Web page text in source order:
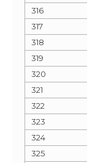
316
317
318
319
320
321
322
323
324
325